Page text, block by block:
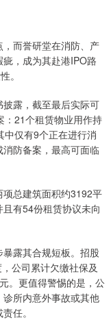
而誉研堂在消防、产
，成为其赴港IPO路
。
露，截至最后实际可
：21个租赁物业用作持
中仅有9个正在进行消
防备案，最高可面临
总建筑面积约3192平
有54份租赁协议未向
露其合规短板。招股
公司累计欠缴社保及
。更值得警惕的是，公
所内意外事故或其他
任。